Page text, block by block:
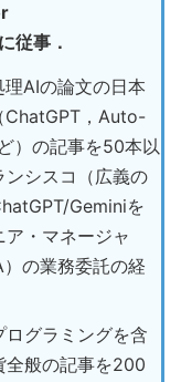
従事．
理AIの論文の日本
ChatGPT，Auto-
）の記事を50本以
シスコ（広義の
Geminiを
・マネージャ
の業務委託の経
ログラミングを含
全般の記事を200